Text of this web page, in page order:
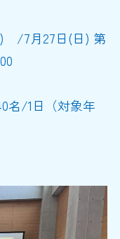
) /7月27日(日) 第
名/1日（対象年